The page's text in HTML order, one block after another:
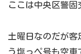
ここは中央区警固
土曜日なのだが客
う塩っペ号も空